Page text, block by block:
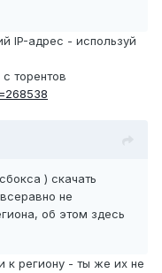
IP-адрес - используй
торентов
) скачать
не
об этом здесь
к региону - ты же их не